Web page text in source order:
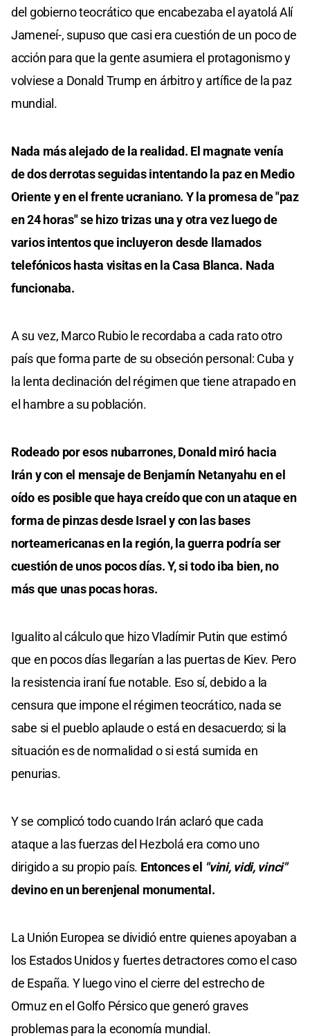
del gobierno teocrático que encabezaba el ayatolá Alí
Jameneí-, supuso que casi era cuestión de un poco de
acción para que la gente asumiera el protagonismo y
volviese a Donald Trump en árbitro y artífice de la paz
mundial.
Nada más alejado de la realidad. El magnate venía
de dos derrotas seguidas intentando la paz en Medio
Oriente y en el frente ucraniano. Y la promesa de "paz
en 24 horas" se hizo trizas una y otra vez luego de
varios intentos que incluyeron desde llamados
telefónicos hasta visitas en la Casa Blanca. Nada
funcionaba.
A su vez, Marco Rubio le recordaba a cada rato otro
país que forma parte de su obseción personal: Cuba y
la lenta declinación del régimen que tiene atrapado en
el hambre a su población.
Rodeado por esos nubarrones, Donald miró hacia
Irán y con el mensaje de Benjamín Netanyahu en el
oído es posible que haya creído que con un ataque en
forma de pinzas desde Israel y con las bases
norteamericanas en la región, la guerra podría ser
cuestión de unos pocos días. Y, si todo iba bien, no
más que unas pocas horas.
Igualito al cálculo que hizo Vladímir Putin que estimó
que en pocos días llegarían a las puertas de Kiev. Pero
la resistencia iraní fue notable. Eso sí, debido a la
censura que impone el régimen teocrático, nada se
sabe si el pueblo aplaude o está en desacuerdo; si la
situación es de normalidad o si está sumida en
penurias.
Y se complicó todo cuando Irán aclaró que cada
ataque a las fuerzas del Hezbolá era como uno
dirigido a su propio país. Entonces el "vini, vidi, vinci"
devino en un berenjenal monumental.
La Unión Europea se dividió entre quienes apoyaban a
los Estados Unidos y fuertes detractores como el caso
de España. Y luego vino el cierre del estrecho de
Ormuz en el Golfo Pérsico que generó graves
problemas para la economía mundial.